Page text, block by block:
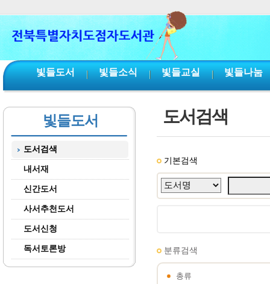
빛들도서 빛들소식 빛들교실 빛들나눔
빛들도서
도서검색
내서재
신간도서
사서추천도서
도서신청
독서토론방
도서검색
기본검색
분류검색
총류